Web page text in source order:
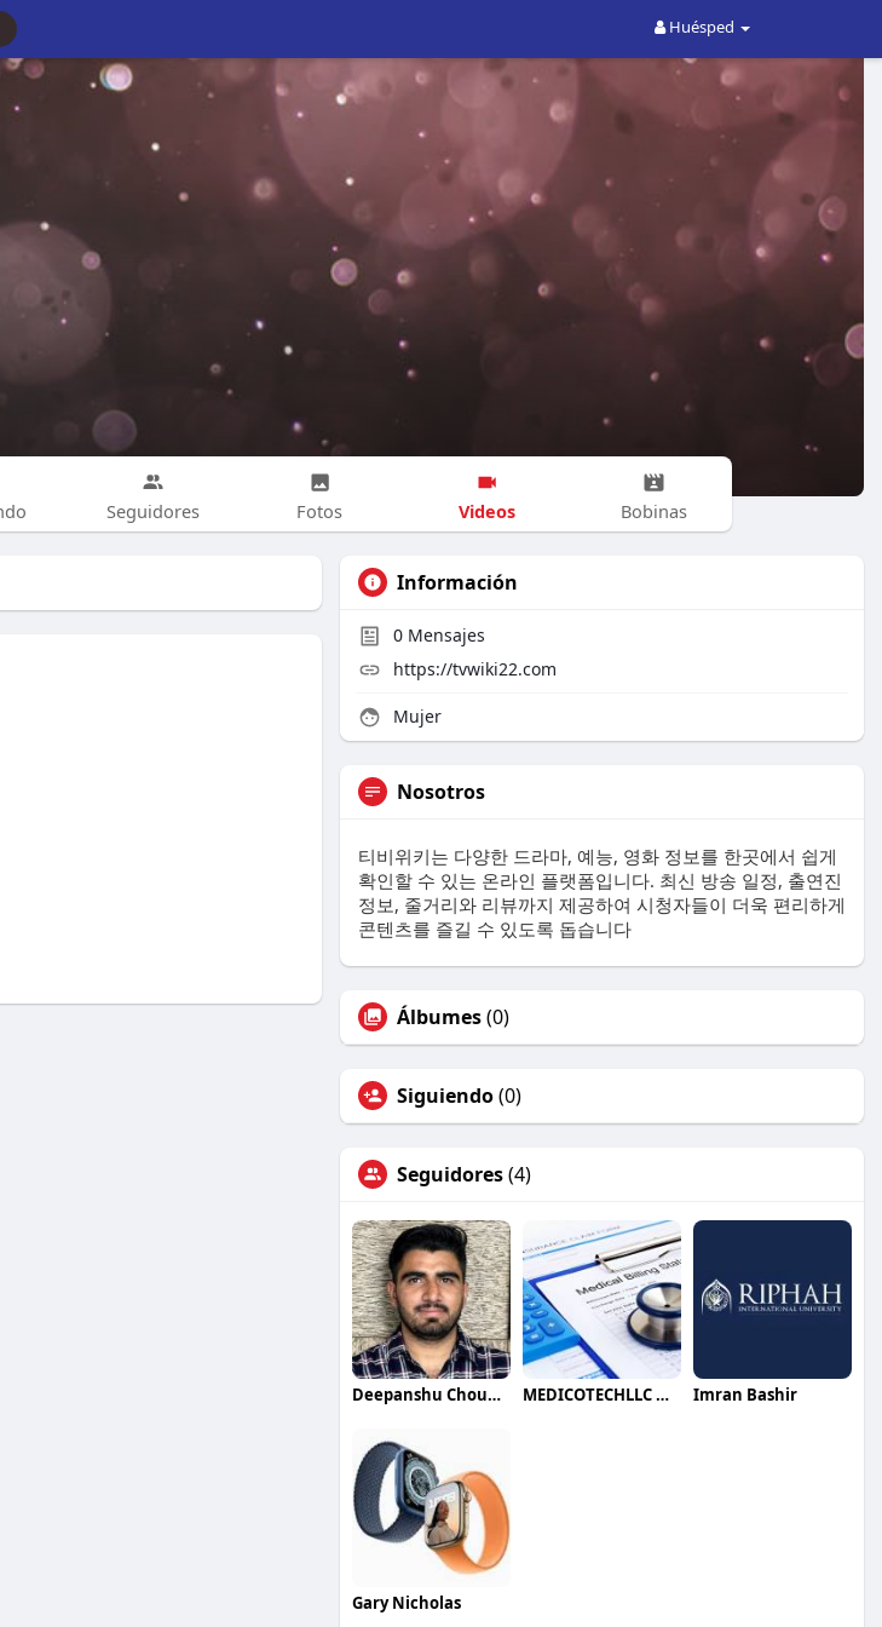
Huésped
Seguidores Fotos Videos Bobinas
Información
0 Mensajes
https://tvwiki22.com
Mujer
Nosotros
티비위키는 다양한 드라마, 예능, 영화 정보를 한곳에서 쉽게
확인할 수 있는 온라인 플랫폼입니다. 최신 방송 일정, 출연진
정보, 줄거리와 리뷰까지 제공하여 시청자들이 더욱 편리하게
콘텐츠를 즐길 수 있도록 돕습니다
Álbumes(0)
Siguiendo(0)
Seguidores(4)
Deepanshu Choudhary MEDICOTECHLLC Medical Billing Services Imran Bashir
Gary Nicholas